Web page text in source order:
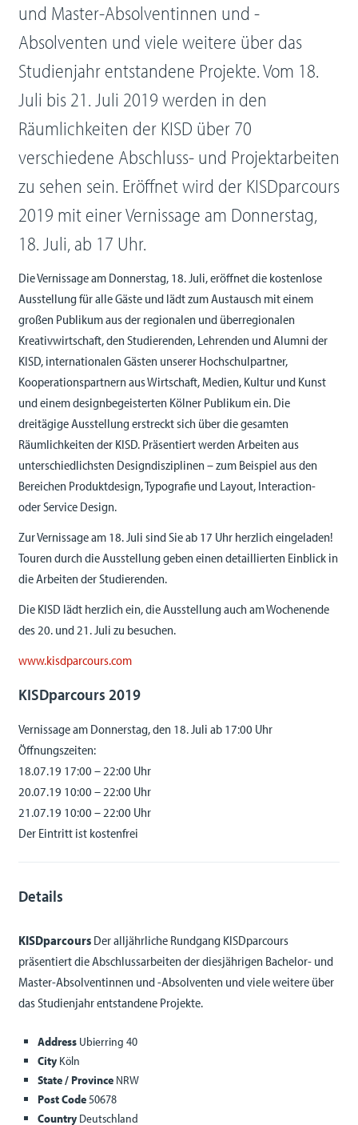
und Master-Absolventinnen und -
Absolventen und viele weitere über das
Studienjahr entstandene Projekte. Vom 18.
Juli bis 21. Juli 2019 werden in den
Räumlichkeiten der KISD über 70
verschiedene Abschluss- und Projektarbeiten
zu sehen sein. Eröffnet wird der KISDparcours
2019 mit einer Vernissage am Donnerstag,
18. Juli, ab 17 Uhr.
Die Vernissage am Donnerstag, 18. Juli, eröffnet die kostenlose
Ausstellung für alle Gäste und lädt zum Austausch mit einem
großen Publikum aus der regionalen und überregionalen
Kreativwirtschaft, den Studierenden, Lehrenden und Alumni der
KISD, internationalen Gästen unserer Hochschulpartner,
Kooperationspartnern aus Wirtschaft, Medien, Kultur und Kunst
und einem designbegeisterten Kölner Publikum ein. Die
dreitägige Ausstellung erstreckt sich über die gesamten
Räumlichkeiten der KISD. Präsentiert werden Arbeiten aus
unterschiedlichsten Designdisziplinen – zum Beispiel aus den
Bereichen Produktdesign, Typografie und Layout, Interaction-
oder Service Design.
Zur Vernissage am 18. Juli sind Sie ab 17 Uhr herzlich eingeladen!
Touren durch die Ausstellung geben einen detaillierten Einblick in
die Arbeiten der Studierenden.
Die KISD lädt herzlich ein, die Ausstellung auch am Wochenende
des 20. und 21. Juli zu besuchen.
www.kisdparcours.com
KISDparcours 2019
Vernissage am Donnerstag, den 18. Juli ab 17:00 Uhr
Öffnungszeiten:
18.07.19 17:00 – 22:00 Uhr
20.07.19 10:00 – 22:00 Uhr
21.07.19 10:00 – 22:00 Uhr
Der Eintritt ist kostenfrei
Details
KISDparcoursDer alljährliche Rundgang KISDparcours
präsentiert die Abschlussarbeiten der diesjährigen Bachelor- und
Master-Absolventinnen und -Absolventen und viele weitere über
das Studienjahr entstandene Projekte.
AddressUbierring 40
CityKöln
State / ProvinceNRW
Post Code50678
CountryDeutschland